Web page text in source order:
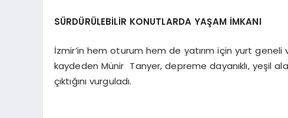
SÜRDÜRÜLEBİLİR KONUTLARDA YAŞAM İMKANI
İzmir’in hem oturum hem de yatırım için yurt
kaydeden Münir Tanyer, depreme dayanıklı, yeşil
çıktığını vurguladı.